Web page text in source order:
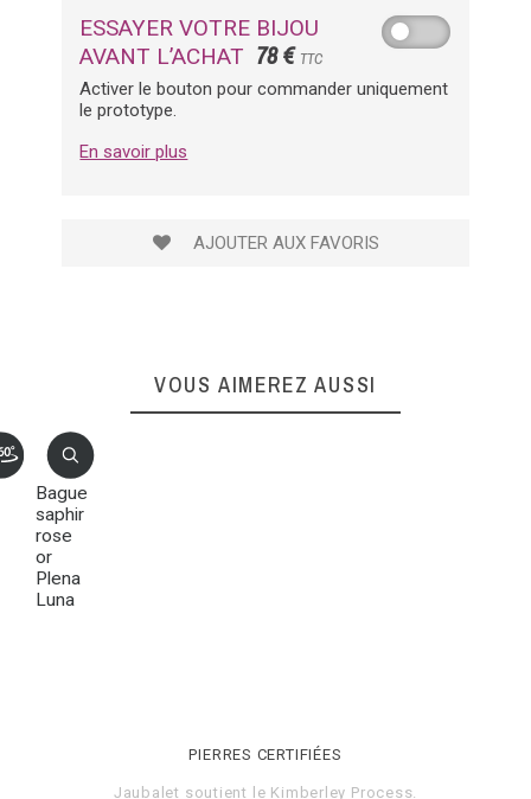
ESSAYER VOTRE BIJOU
AVANT L’ACHAT 78 € TTC
Activer le bouton pour commander uniquement
le prototype.
En savoir plus
AJOUTER AUX FAVORIS
VOUS AIMEREZ AUSSI
Bague
saphir
rose
or
Plena
Luna
PIERRES CERTIFIÉES
Jaubalet soutient le Kimberley Process.